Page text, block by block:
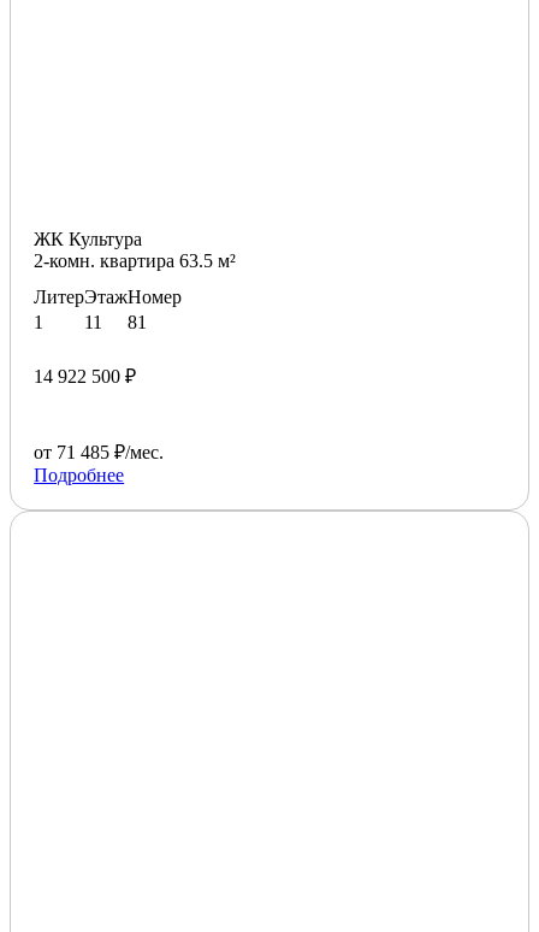
ЖК Культура
2-комн. квартира 63.5 м²
Литер
1
Этаж
11
Номер
81
14 922 500 ₽
от 71 485 ₽/мес.
Подробнее